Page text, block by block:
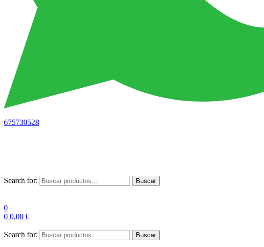
675730528
Search for: Buscar
0
0 0,00 €
Search for: Buscar